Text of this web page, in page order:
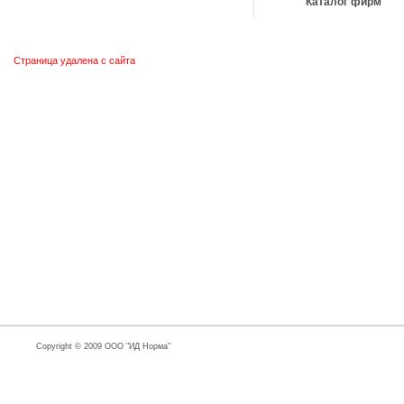
Страница удалена с сайта
Copyright © 2009 ООО "ИД Норма"